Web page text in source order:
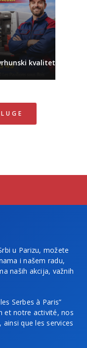
kvalitet
u Parizu, možete
i našem radu,
naših akcija, važnih
Serbes à Paris”
et notre activité, nos
que les services